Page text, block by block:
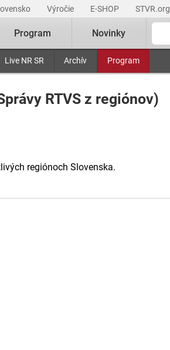
Výročie E-SHOP STVR.org
Live NR SR Archív Program
Program Novinky
RTVS z regiónov)
regiónoch Slovenska.